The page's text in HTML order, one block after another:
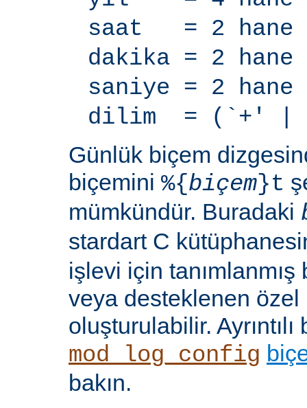
saat = 2 hane
dakika = 2 hane
saniye = 2 hane
dilim = (`+' |
Günlük biçem
biçemini %{ biçem }t
mümkündür. Buradaki
stardart C
işlevi için
veya desteklenen
oluşturulabilir.
mod_log_config
bakın.